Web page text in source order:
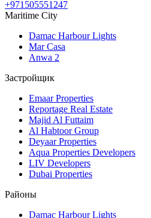
+971505551247
Maritime City
Damac Harbour Lights
Mar Casa
Anwa 2
Застройщик
Emaar Properties
Reportage Real Estate
Majid Al Futtaim
Al Habtoor Group
Deyaar Properties
Aqua Properties Developers
LIV Developers
Dubai Properties
Районы
Damac Harbour Lights